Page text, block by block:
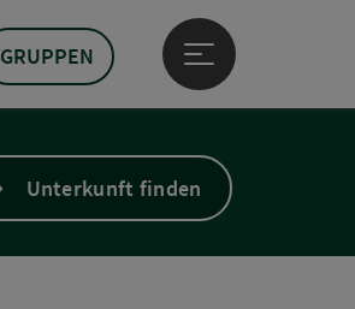
GRUPPEN
Hauptmenü öffnen
Unterkunft finden